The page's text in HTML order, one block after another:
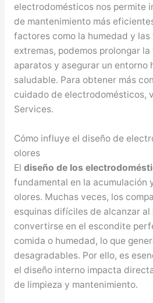
electrodomésticos nos permite
de mantenimiento más
factores como la humedad y
extremas, podemos prolongar
aparatos y asegurar un entorno
saludable. Para obtener más
cuidado de electrodomésticos,
Services.
Cómo influye el diseño de
olores
El diseño de los
fundamental en la acumulación
olores. Muchas veces, los
esquinas difíciles de alcanzar al
convertirse en el escondite
comida o humedad, lo que
desagradables. Por ello, es
el diseño interno impacta
de limpieza y mantenimiento.